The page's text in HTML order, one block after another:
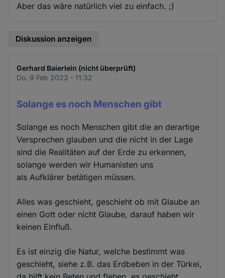
Aber das wäre natürlich viel zu einfach. ;)
Diskussion anzeigen
Gerhard Baierlein (nicht überprüft)
Do. 9 Feb 2023 - 11:32
Solange es noch Menschen gibt
Solange es noch Menschen gibt die an derartige
Versprechen glauben und die nicht in der Lage
sind die Realitäten auf der Erde zu erkennen,
solange werden wir Humanisten uns
als Aufklärer betätigen müssen.
Alles was geschieht, geschieht ob mit Glaube an
einen Gott oder nicht Glaube, darauf haben wir
keinen Einfluß.
Es ist einzig die Natur, welche bestimmt was
geschieht, siehe z.B. das Erdbeben in der Türkei,